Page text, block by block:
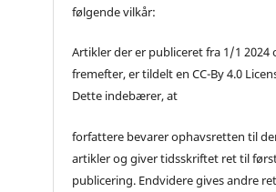
følgende vilkår:
Artikler der er publiceret fra 1/1 2024
fremefter, er tildelt en CC-By 4.0
Dette indebærer, at
forfattere bevarer ophavsretten til
artikler og giver tidsskriftet ret til
publicering. Endvidere gives andre